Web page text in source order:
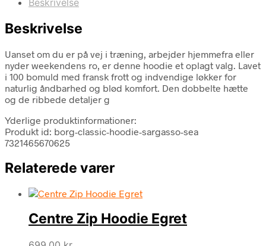
Beskrivelse
Beskrivelse
Uanset om du er på vej i træning, arbejder hjemmefra eller
nyder weekendens ro, er denne hoodie et oplagt valg. Lavet
i 100 bomuld med fransk frott og indvendige løkker for
naturlig åndbarhed og blød komfort. Den dobbelte hætte
og de ribbede detaljer g
Yderlige produktinformationer:
Produkt id: borg-classic-hoodie-sargasso-sea
7321465670625
Relaterede varer
Centre Zip Hoodie Egret